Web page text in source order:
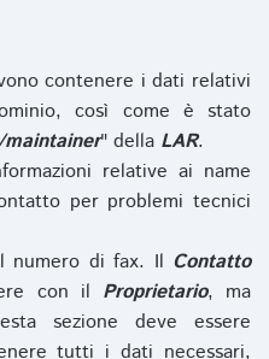
contenere i dati relativi
così come è stato
" della LAR.
relative ai name
per problemi tecnici
numero di fax. Il Contatto
con il Proprietario, ma
sezione deve essere
tutti i dati necessari,